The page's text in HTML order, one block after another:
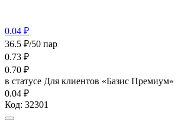
0.04 ₽
36.5 ₽/50 пар
0.73 ₽
0.70 ₽
в статусе Для клиентов «Базис Премиум»
0.04 ₽
Код: 32301